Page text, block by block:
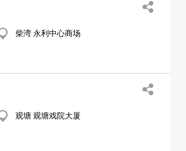
柴湾 永利中心商场
观塘 观塘戏院大厦